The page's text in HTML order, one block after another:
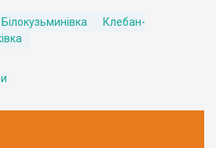
Білокузьминівка
Клебан-